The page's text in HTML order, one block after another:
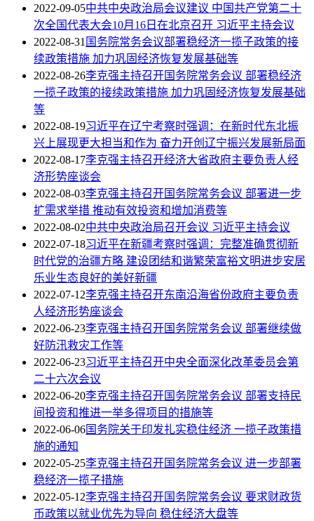
2022-09-05中共中央政治局会议建议 中国共产党第二十
次全国代表大会10月16日在北京召开 习近平主持会议
2022-08-31 国务院常务会议部署稳经济一揽子政策的接
续政策措施 加力巩固经济恢复发展基础等
2022-08-26李克强主持召开国务院常务会议 部署稳经济
一揽子政策的接续政策措施 加力巩固经济恢复发展基础
等
2022-08-19习近平在辽宁考察时强调：在新时代东北振
兴上展现更大担当和作为 奋力开创辽宁振兴发展新局面
2022-08-17李克强主持召开经济大省政府主要负责人经
济形势座谈会
2022-08-03李克强主持召开国务院常务会议 部署进一步
扩需求举措 推动有效投资和增加消费等
2022-08-02中共中央政治局召开会议 习近平主持会议
2022-07-18习近平在新疆考察时强调：完整准确贯彻新
时代党的治疆方略 建设团结和谐繁荣富裕文明进步安居
乐业生态良好的美好新疆
2022-07-12李克强主持召开东南沿海省份政府主要负责
人经济形势座谈会
2022-06-23李克强主持召开国务院常务会议 部署继续做
好防汛救灾工作等
2022-06-23习近平主持召开中央全面深化改革委员会第
二十六次会议
2022-06-20李克强主持召开国务院常务会议 部署支持民
间投资和推进一举多得项目的措施等
2022-06-06国务院关于印发扎实稳住经济 一揽子政策措
施的通知
2022-05-25李克强主持召开国务院常务会议 进一步部署
稳经济一揽子措施
2022-05-12李克强主持召开国务院常务会议 要求财政货
币政策以就业优先为导向 稳住经济大盘等